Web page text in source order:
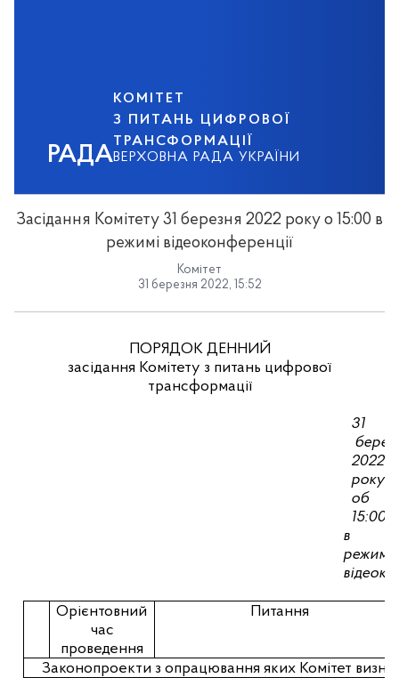
РАДА
КОМІТЕТ
З ПИТАНЬ ЦИФРОВОЇ
ТРАНСФОРМАЦІЇ
ВЕРХОВНА РАДА УКРАЇНИ
Засідання Комітету 31 березня 2022 року о 15:00 в
режимі відеоконференції
Комітет
31 березня 2022, 15:52
ПОРЯДОК ДЕННИЙ
засідання Комітету з питань цифрової
трансформації
31
2022
року
об
15:00
в
режимі
Орієнтовний
час
проведення
Питання
Законопроекти з опрацювання яких Комітет